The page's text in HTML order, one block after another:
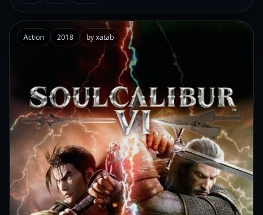
Action 2018 by xatab